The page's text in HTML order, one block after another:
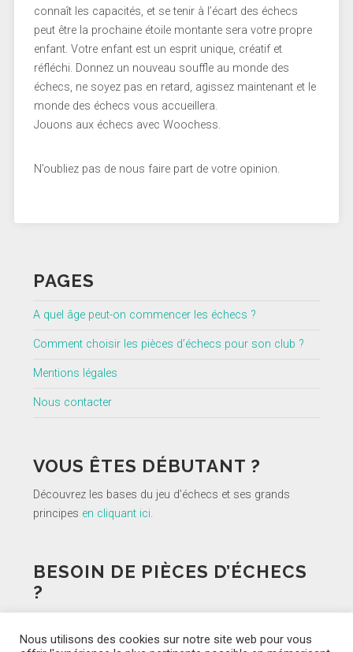
connaît les capacités, et se tenir à l’écart des échecs
peut être la prochaine étoile montante sera votre propre
enfant. Votre enfant est un esprit unique, créatif et
réfléchi. Donnez un nouveau souffle au monde des
échecs, ne soyez pas en retard, agissez maintenant et le
monde des échecs vous accueillera.
Jouons aux échecs avec Woochess.
N’oubliez pas de nous faire part de votre opinion.
PAGES
A quel âge peut-on commencer les échecs ?
Comment choisir les pièces d’échecs pour son club ?
Mentions légales
Nous contacter
VOUS ÊTES DÉBUTANT ?
Découvrez les bases du jeu d’échecs et ses grands
principes en cliquant ici.
BESOIN DE PIÈCES D’ÉCHECS
?
l’annuaire des magasins de jeu d’échecs.
Nous utilisons des cookies sur notre site web pour vous